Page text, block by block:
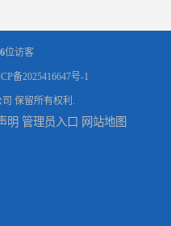
位访客
备2025416647号-1
保留所有权利.
明 管理员入口 网站地图